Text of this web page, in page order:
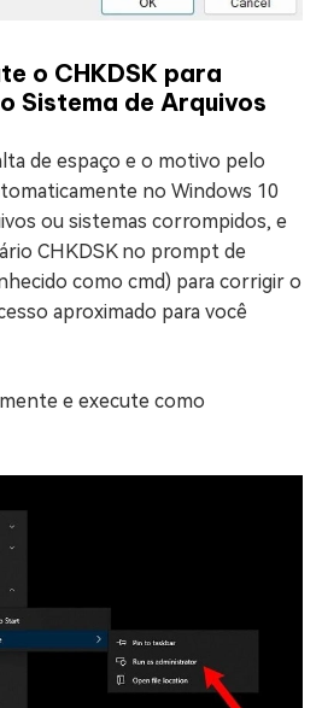
o CHKDSK para
Sistema de Arquivos
de espaço e o motivo pelo
no Windows 10
ou sistemas corrompidos, e
CHKDSK no prompt de
como cmd) para corrigir o
aproximado para você
e execute como